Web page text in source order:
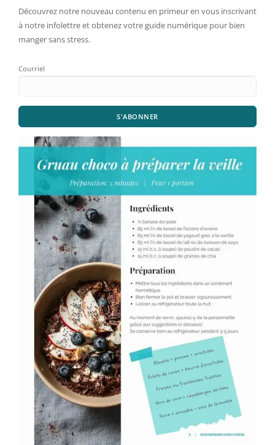
Découvrez notre nouveau contenu en primeur en vous inscrivant
à notre infolettre et obtenez votre guide numérique pour bien
manger sans stress.
Courriel
S'ABONNER